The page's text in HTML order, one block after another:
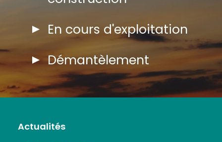
En cours d'exploitation
Démantèlement
Actualités